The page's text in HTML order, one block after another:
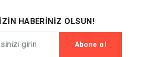
HABERİNİZ OLSUN!
Abone ol